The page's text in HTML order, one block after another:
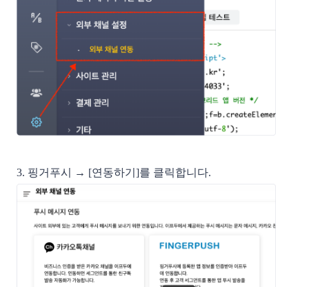
3. 핑거푸시 → [연동하기]를 클릭합니다.